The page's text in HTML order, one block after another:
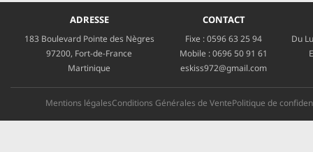
ADRESSE
183 Boulevard Pointe des Nègres
97200, Fort-de-France
Martinique
CONTACT
Fixe :0596 63 25 94
Mobile :0696 50 91 61
eskiss972@gmail.com
Du
Mentions légalesConditions Générales de VentePolitique de